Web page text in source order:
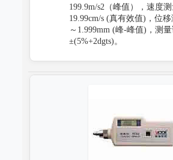
199.9m/s2（峰值），速度
19.99cm/s (真有效值)，位
～1.999mm (峰-峰值)，测
±(5%+2dgts)。